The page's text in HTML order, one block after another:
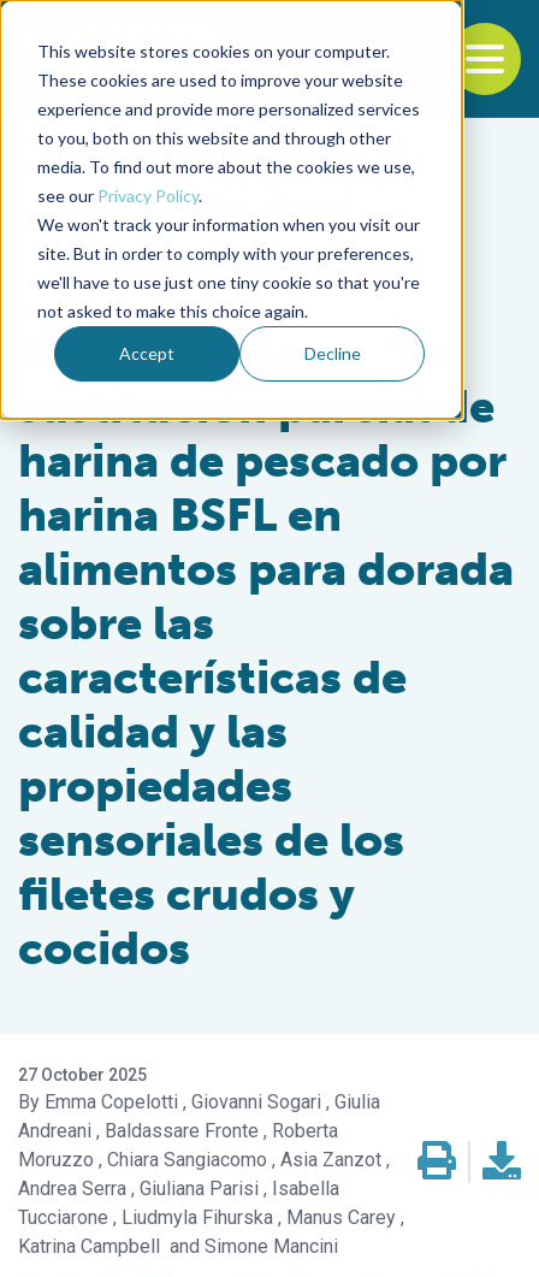
This website stores cookies on your computer.
These cookies are used to improve your website
experience and provide more personalized services
to you, both on this website and through other
media. To find out more about the cookies we use,
see our Privacy Policy.
We won't track your information when you visit our
site. But in order to comply with your preferences,
we'll have to use just one tiny cookie so that you're
not asked to make this choice again.
Accept Decline
Back to the start of the nav
Jump to the end of the navigation
Aquafeeds
Efectos de la
sustitución parcial de
harina de pescado por
harina BSFL en
alimentos para dorada
sobre las
características de
calidad y las
propiedades
sensoriales de los
filetes crudos y
cocidos
27 October 2025
Emma Copelotti Giovanni Sogari
Giulia
Andreani
Baldassare Fronte
Roberta
Moruzzo
Chiara Sangiacomo
Asia Zanzot
Andrea Serra Giuliana Parisi
Isabella
Tucciarone
Liudmyla Fihurska
Manus Carey
Katrina Campbell
Simone Mancini